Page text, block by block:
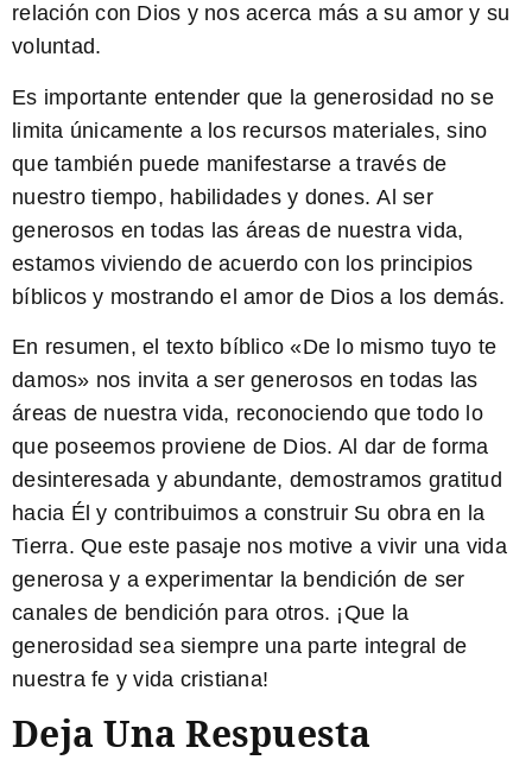
relación con Dios y nos acerca más a su amor y su
voluntad.
Es importante entender que la generosidad no se
limita únicamente a los recursos materiales, sino
que también puede manifestarse a través de
nuestro tiempo, habilidades y dones.Al ser
generosos en todas las áreas de nuestra vida,
estamos viviendo de acuerdo con los principios
bíblicos y mostrando el amor de Dios a los demás.
En resumen, el texto bíblico «De lo mismo tuyo te
damos» nos invita a ser generosos en todas las
áreas de nuestra vida, reconociendo que todo lo
que poseemos proviene de Dios. Al dar de forma
desinteresada y abundante, demostramos gratitud
hacia Él y contribuimos a construir Su obra en la
Tierra. Que este pasaje nos motive a vivir una vida
generosa y a experimentar la bendición de ser
canales de bendición para otros. ¡Que la
generosidad sea siempre una parte integral de
nuestra fe y vida cristiana!
Deja Una Respuesta